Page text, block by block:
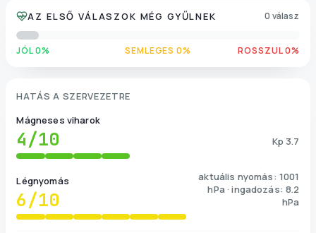
AZ ELSŐ VÁLASZOK MÉG GYŰLNEK 0 válasz
JÓL 0% SEMLEGES 0% ROSSZUL 0%
HATÁS A SZERVEZETRE
Mágneses viharok
4/10 Kp 3.7
Légnyomás
6/10
aktuális nyomás: 1001
hPa · ingadozás: 8.2
hPa